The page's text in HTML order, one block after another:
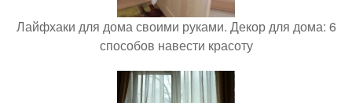
Лайфхаки для дома своими руками. Декор для дома: 6
способов навести красоту